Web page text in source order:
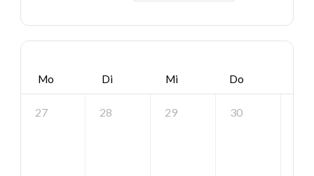
Mo Di Mi Do
27 28 29 30